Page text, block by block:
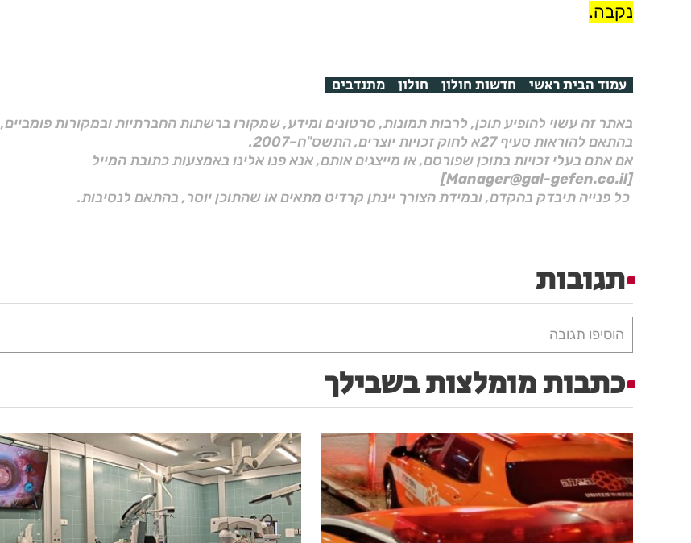
נקבה.
עמוד הבית ראשי חדשות חולון חולון מתנדבים
באתר זה עשוי להופיע תוכן, לרבות תמונות, סרטונים ומידע, שמקורו ברשתות החברתיות ובמקורות פומביים,
בהתאם להוראות סעיף 27א לחוק זכויות יוצרים, התשס"ח–2007.
אם אתם בעלי זכויות בתוכן שפורסם, או מייצגים אותם, אנא פנו אלינו באמצעות כתובת המייל
[Manager@gal-gefen.co.il]
כל פנייה תיבדק בהקדם, ובמידת הצורך יינתן קרדיט מתאים או שהתוכן יוסר, בהתאם לנסיבות.
תגובות
הוסיפו תגובה
כתבות מומלצות בשבילך